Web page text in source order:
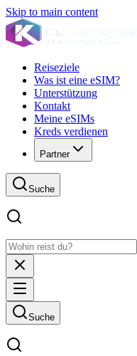
Skip to main content
Reiseziele
Was ist eine eSIM?
Unterstützung
Kontakt
Meine eSIMs
Kreds verdienen
Partner
Suche
Suche